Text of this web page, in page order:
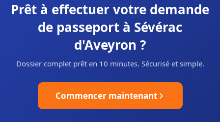
Prêt à effectuer votre demande
de passeport à Sévérac
d'Aveyron ?
Dossier complet prêt en 10 minutes. Sécurisé et simple.
Commencer maintenant